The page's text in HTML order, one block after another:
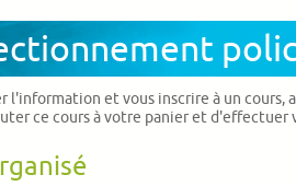
l'information et vous inscrire à un cours,
ce cours à votre panier et d'effectuer